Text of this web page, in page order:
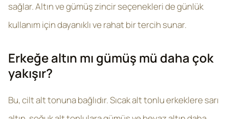
sağlar. Altın ve gümüş zincir seçenekleri de günlük
kullanım için dayanıklı ve rahat bir tercih sunar.
Erkeğe altın mı gümüş mü daha çok
yakışır?
Bu, cilt alt tonuna bağlıdır. Sıcak alt tonlu erkeklere sarı